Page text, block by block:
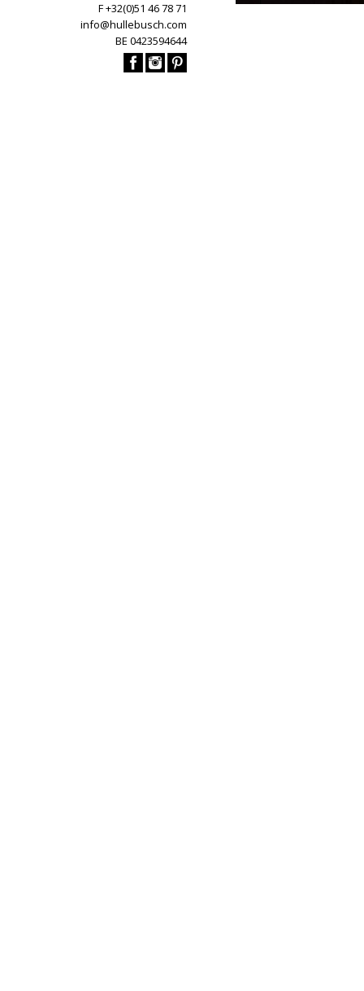
F +32(0)51 46 78 71
info@hullebusch.com
BE 0423594644